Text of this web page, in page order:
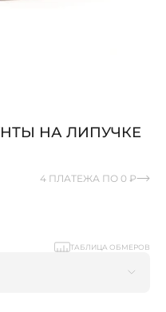
НА ЛИПУЧКЕ
4 ПЛАТЕЖА ПО 0 ₽
ТАБЛИЦА ОБМЕРОВ